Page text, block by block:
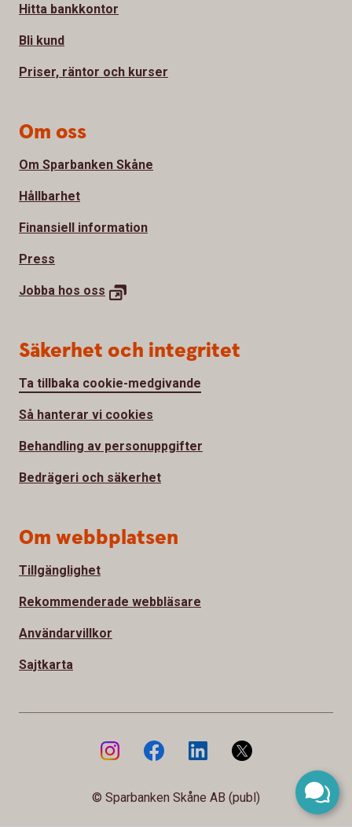
Hitta bankkontor
Bli kund
Priser, räntor och kurser
Om oss
Om Sparbanken Skåne
Hållbarhet
Finansiell information
Press
Jobba hos oss
Säkerhet och integritet
Ta tillbaka cookie-medgivande
Så hanterar vi cookies
Behandling av personuppgifter
Bedrägeri och säkerhet
Om webbplatsen
Tillgänglighet
Rekommenderade webbläsare
Användarvillkor
Sajtkarta
© Sparbanken Skåne AB (publ)